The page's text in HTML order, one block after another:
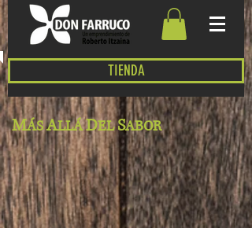
TIENDA
MÁSALLÁDELSABOR